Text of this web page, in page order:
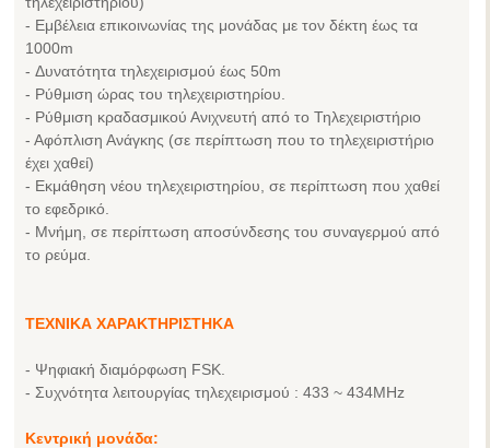
- Εμβέλεια επικοινωνίας της μονάδας με τον δέκτη έως τα
1000m
- Δυνατότητα τηλεχειρισμού έως 50m
- Ρύθμιση ώρας του τηλεχειριστηρίου.
- Ρύθμιση κραδασμικού Ανιχνευτή από το Τηλεχειριστήριο
- Αφόπλιση Ανάγκης (σε περίπτωση που το τηλεχειριστήριο
έχει χαθεί)
- Εκμάθηση νέου τηλεχειριστηρίου, σε περίπτωση που χαθεί
το εφεδρικό.
- Μνήμη, σε περίπτωση αποσύνδεσης του συναγερμού από
το ρεύμα.
ΤΕΧΝΙΚΑ ΧΑΡΑΚΤΗΡΙΣΤΗΚΑ
- Ψηφιακή διαμόρφωση FSK.
- Συχνότητα λειτουργίας τηλεχειρισμού : 433 ~ 434MHz
Κεντρική μονάδα: